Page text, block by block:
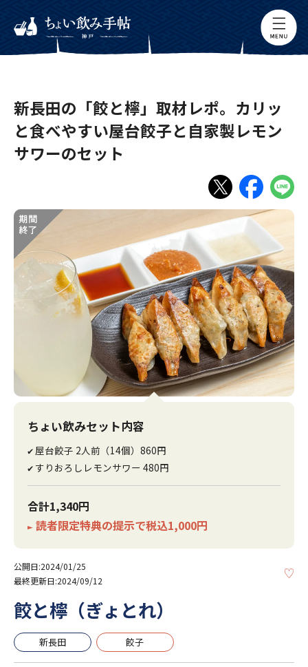
新長田の「餃と檸」取材レポ。カリッ
と食べやすい屋台餃子と自家製レモン
サワーのセット
ちょい飲みセット内容
✔ 屋台餃子 2人前（14個）860円
✔ すりおろしレモンサワー 480円
合計1,340円
► 読者限定特典の提示で税込1,000円
公開日:2024/01/25
最終更新日:2024/09/12
餃と檸（ぎょとれ）
新長田 餃子